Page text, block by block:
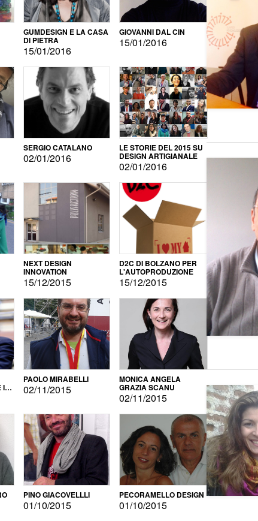
GUMDESIGN E LA CASA
DI PIETRA
15/01/2016
GIOVANNI DAL CIN
15/01/2016
SERGIO CATALANO
02/01/2016
LE STORIE DEL 2015 SU
DESIGN ARTIGIANALE
02/01/2016
NEXT DESIGN
INNOVATION
15/12/2015
D2C DI BOLZANO PER
L'AUTOPRODUZIONE
15/12/2015
IL
PAOLO MIRABELLI
02/11/2015
MONICA ANGELA
GRAZIA SCANU
02/11/2015
PINO GIACOVELLLI
01/10/2015
PECORAMELLO DESIGN
01/10/2015